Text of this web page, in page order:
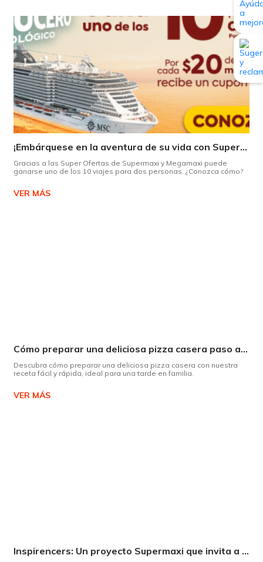
¡Embárquese en la aventura de su vida con Supermaxi!
Gracias a las Super Ofertas de Supermaxi y Megamaxi puede
ganarse uno de los 10 viajes para dos personas. ¿Conozca cómo?
VER MÁS
Cómo preparar una deliciosa pizza casera paso a paso
Descubra cómo preparar una deliciosa pizza casera con nuestra
receta fácil y rápida, ideal para una tarde en familia.
VER MÁS
Inspirencers: Un proyecto Supermaxi que invita a ser parte del cambio.